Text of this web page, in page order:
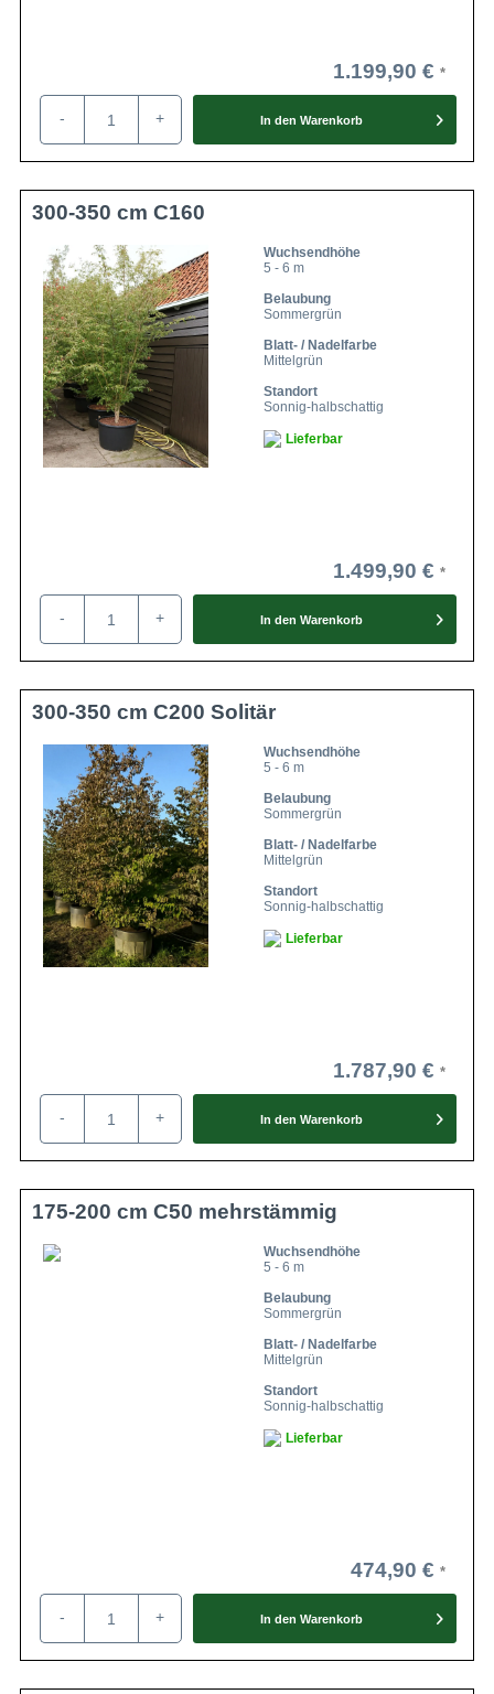
1.199,90 €
- + In den Warenkorb
300-350 cm C160
Wuchsendhöhe
5 - 6 m
Belaubung
Sommergrün
Blatt- / Nadelfarbe
Mittelgrün
Standort
Sonnig-halbschattig
Lieferbar
1.499,90 €
- + In den Warenkorb
300-350 cm C200 Solitär
Wuchsendhöhe
5 - 6 m
Belaubung
Sommergrün
Blatt- / Nadelfarbe
Mittelgrün
Standort
Sonnig-halbschattig
Lieferbar
1.787,90 €
- + In den Warenkorb
175-200 cm C50 mehrstämmig
Wuchsendhöhe
5 - 6 m
Belaubung
Sommergrün
Blatt- / Nadelfarbe
Mittelgrün
Standort
Sonnig-halbschattig
Lieferbar
474,90 €
- + In den Warenkorb